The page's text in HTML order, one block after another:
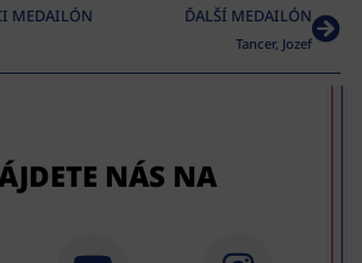
MEDAILÓN ĎALŠÍ MEDAILÓN
Tancer, Jozef
NÁS NA